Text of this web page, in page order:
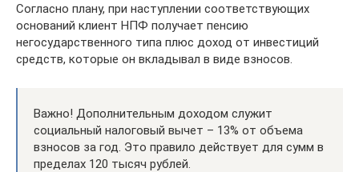
Согласно плану, при наступлении соответствующих
оснований клиент НПФ получает пенсию
негосударственного типа плюс доход от инвестиций
средств, которые он вкладывал в виде взносов.
Важно! Дополнительным доходом служит
социальный налоговый вычет – 13% от объема
взносов за год. Это правило действует для сумм в
пределах 120 тысяч рублей.